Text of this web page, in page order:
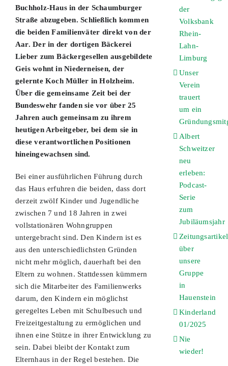
Buchholz-Haus in der Schaumburger
Straße abzugeben. Schließlich kommen
die beiden Familienväter direkt von der
Aar. Der in der dortigen Bäckerei
Lieber zum Bäckergesellen ausgebildete
Geis wohnt in Niederneisen, der
gelernte Koch Müller in Holzheim.
Über die gemeinsame Zeit bei der
Bundeswehr fanden sie vor über 25
Jahren auch gemeinsam zu ihrem
heutigen Arbeitgeber, bei dem sie in
diese verantwortlichen Positionen
hineingewachsen sind.
Bei einer ausführlichen Führung durch
das Haus erfuhren die beiden, dass dort
derzeit zwölf Kinder und Jugendliche
zwischen 7 und 18 Jahren in zwei
vollstationären Wohngruppen
untergebracht sind. Den Kindern ist es
aus den unterschiedlichsten Gründen
nicht mehr möglich, dauerhaft bei den
Eltern zu wohnen. Stattdessen kümmern
sich die Mitarbeiter des Familienwerks
darum, den Kindern ein möglichst
geregeltes Leben mit Schulbesuch und
Freizeitgestaltung zu ermöglichen und
ihnen eine Stütze in ihrer Entwicklung zu
sein. Dabei bleibt der Kontakt zum
Elternhaus in der Regel bestehen. Die
der
Volksbank
Rhein-
Lahn-
Limburg
Unser
Verein
trauert
um ein
Albert
Schweitzer
neu
erleben:
Podcast-
Serie
zum
Jubiläumsjahr
Zeitungsartikel
über
unsere
Gruppe
in
Hauenstein
Kinderland
01/2025
Nie
wieder!